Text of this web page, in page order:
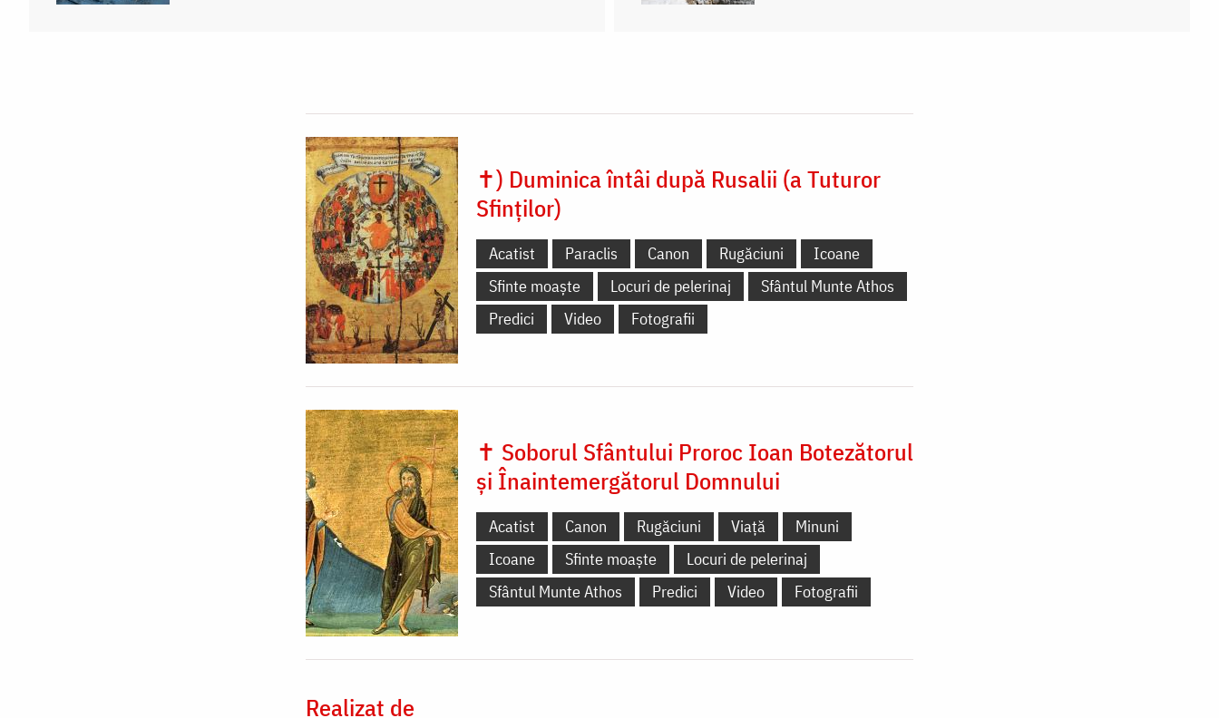
✝) Duminica întâi după Rusalii (a Tuturor
Sfinților)
Acatist Paraclis Canon Rugăciuni
Icoane
Sfinte moaște
Locuri de pelerinaj
Sfântul Munte Athos
Predici
Video Fotografii
✝ Soborul Sfântului Proroc Ioan Botezătorul
și Înaintemergătorul Domnului
Acatist Canon Rugăciuni Viață
Minuni
Icoane
Sfinte moaște
Locuri de pelerinaj
Sfântul Munte Athos
Predici Video Fotografii
Realizat de